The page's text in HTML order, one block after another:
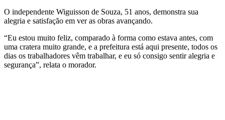
O independente Wiguisson de Souza, 51 anos, demonstra sua
alegria e satisfação em ver as obras avançando.
“Eu estou muito feliz, comparado à forma como estava antes, com
uma cratera muito grande, e a prefeitura está aqui presente, todos os
dias os trabalhadores vêm trabalhar, e eu só consigo sentir alegria e
segurança”, relata o morador.